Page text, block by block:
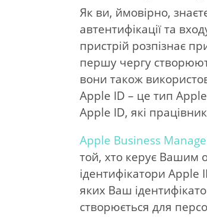
Як ви, ймовірно,
автентифікації та
пристрій розпізнає
першу чергу
вони також
Apple ID – це тип Apple
Apple ID, які
Apple Business
той, хто керує Вашим
ідентифікатори
яких Ваш
створюється для